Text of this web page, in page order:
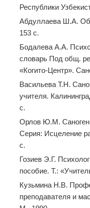
Республики
Абдуллаева Ш.А.
153 с.
Бодалева А.А.
словарь Под общ.
«Когито-Центр».
Васильева Т.Н.
учителя.
с.
Орлов Ю.М.
Серия: Исцеление
с.
Гозиев Э.Г.
пособие. Т.:
Кузьмина Н.В.
преподавателя и